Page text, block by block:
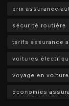
prix assurance
sécurité routière
tarifs assurance
voitures
voyage en voiture
économies